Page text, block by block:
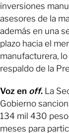
inversiones
asesores de la
además en una
plazo hacia el
manufacturera,
respaldo de la
Voz en off. La
Gobierno
134 mil 430
meses para